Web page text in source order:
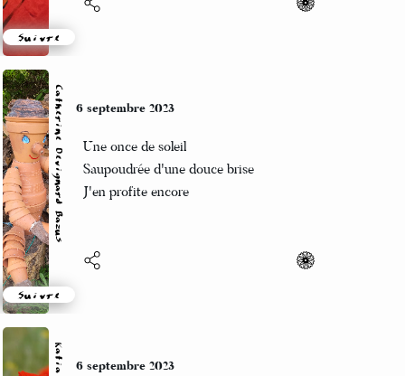
Suivre
Catherine Devignard Bazus
Suivre
6 septembre 2023
Une once de soleil
Saupoudrée d'une douce brise
J'en profite encore
Katia 6 septembre 2023